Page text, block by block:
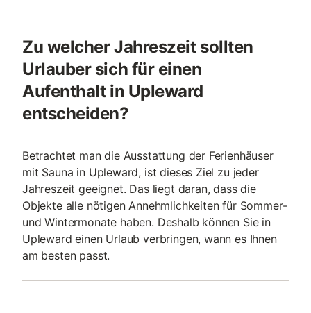
Zu welcher Jahreszeit sollten
Urlauber sich für einen
Aufenthalt in Upleward
entscheiden?
Betrachtet man die Ausstattung der Ferienhäuser
mit Sauna in Upleward, ist dieses Ziel zu jeder
Jahreszeit geeignet. Das liegt daran, dass die
Objekte alle nötigen Annehmlichkeiten für Sommer-
und Wintermonate haben. Deshalb können Sie in
Upleward einen Urlaub verbringen, wann es Ihnen
am besten passt.